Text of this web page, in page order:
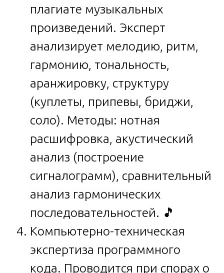
плагиате музыкальных
произведений. Эксперт
анализирует мелодию, ритм,
гармонию, тональность,
аранжировку, структуру
(куплеты, припевы, бриджи,
соло). Методы: нотная
расшифровка, акустический
анализ (построение
сигналограмм), сравнительный
анализ гармонических
последовательностей. 🎵
Компьютерно-техническая
экспертиза программного
кода. Проводится при спорах о